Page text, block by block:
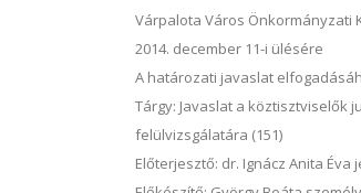
Várpalota Város Önkormányzati
2014. december 11-i ülésére
A határozati javaslat
Tárgy: Javaslat a köztisztviselők
felülvizsgálatára (151)
Előterjesztő: dr. Ignácz Anita Éva